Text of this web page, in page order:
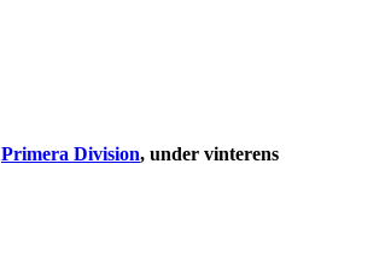
Primera Division, under vinterens